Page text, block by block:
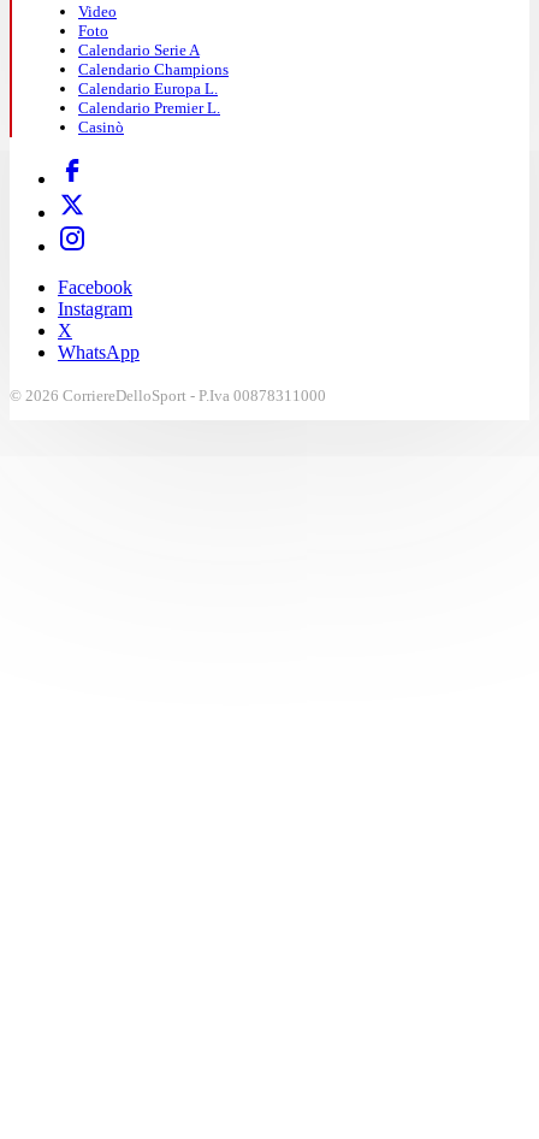
Video
Foto
Calendario Serie A
Calendario Champions
Calendario Europa L.
Calendario Premier L.
Casinò
Facebook
Instagram
X
WhatsApp
© 2026 CorriereDelloSport - P.Iva 00878311000